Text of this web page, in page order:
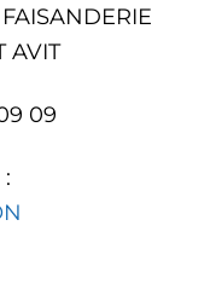
AVIT
09